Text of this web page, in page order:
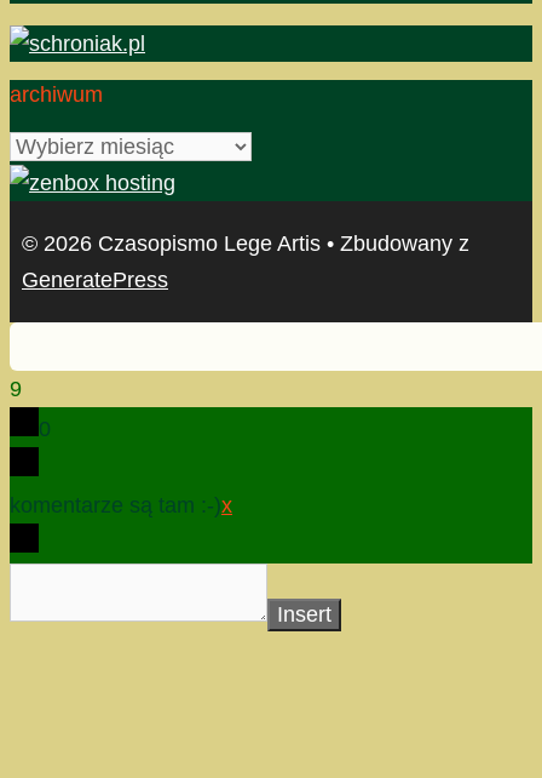
archiwum
archiwum
© 2026 Czasopismo Lege Artis • Zbudowany z
GeneratePress
9
0
komentarze są tam :-)x
Insert